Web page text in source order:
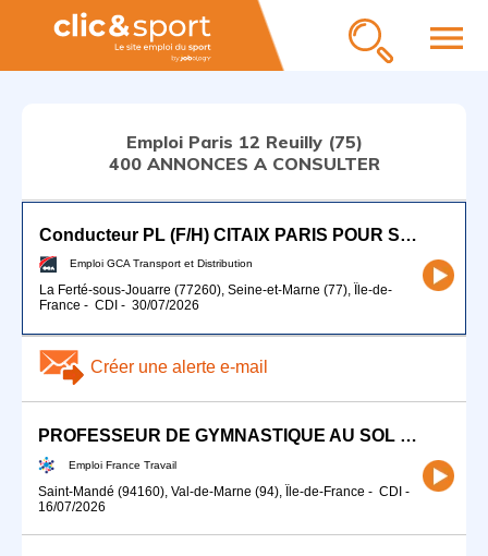
menu
Emploi Paris 12 Reuilly (75)
400 ANNONCES A CONSULTER
Conducteur PL (F/H) CITAIX PARIS POUR SEPTEMBRE 2026
Emploi GCA Transport et Distribution
La Ferté-sous-Jouarre (77260), Seine-et-Marne (77), Île-de-
France - CDI - 30/07/2026
Créer une alerte e-mail
PROFESSEUR DE GYMNASTIQUE AU SOL ET AUX AGRÈS (H/F)
Emploi France Travail
Saint-Mandé (94160), Val-de-Marne (94), Île-de-France - CDI -
16/07/2026